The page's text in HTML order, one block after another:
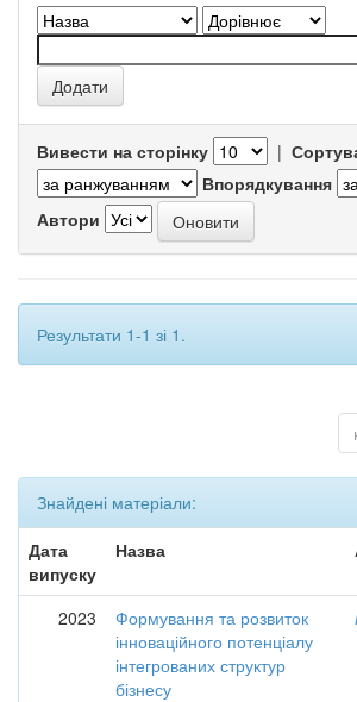
Вивести на сторінку |
Впорядкування
Автори
Результати 1-1 зі 1.
Знайдені матеріали:
Дата
випуску
Назва
2023
Формування та розвиток
інноваційного потенціалу
інтегрованих структур
бізнесу